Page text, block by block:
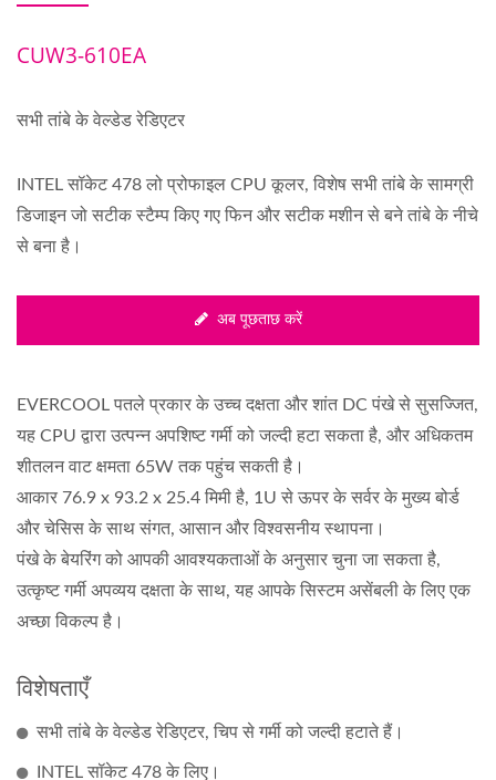
CUW3-610EA
सभी तांबे के वेल्डेड रेडिएटर
INTEL सॉकेट 478 लो प्रोफाइल CPU कूलर, विशेष सभी तांबे के सामग्री
डिजाइन जो सटीक स्टैम्प किए गए फिन और सटीक मशीन से बने तांबे के नीचे
से बना है।
अब पूछताछ करें
EVERCOOL पतले प्रकार के उच्च दक्षता और शांत DC पंखे से सुसज्जित,
यह CPU द्वारा उत्पन्न अपशिष्ट गर्मी को जल्दी हटा सकता है, और अधिकतम
शीतलन वाट क्षमता 65W तक पहुंच सकती है।
आकार 76.9 x 93.2 x 25.4 मिमी है, 1U से ऊपर के सर्वर के मुख्य बोर्ड
और चेसिस के साथ संगत, आसान और विश्वसनीय स्थापना।
पंखे के बेयरिंग को आपकी आवश्यकताओं के अनुसार चुना जा सकता है,
उत्कृष्ट गर्मी अपव्यय दक्षता के साथ, यह आपके सिस्टम असेंबली के लिए एक
अच्छा विकल्प है।
विशेषताएँ
सभी तांबे के वेल्डेड रेडिएटर, चिप से गर्मी को जल्दी हटाते हैं।
INTEL सॉकेट 478 के लिए।